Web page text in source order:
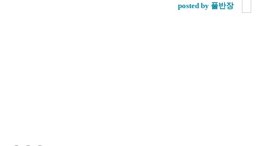
posted by 풀반장